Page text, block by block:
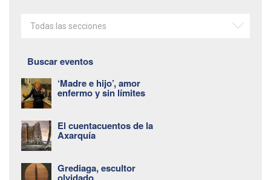
Todas las secciones
Buscar eventos
‘Madre e hijo’, amor
enfermo y sin límites
El cuentacuentos de la
Axarquía
Grediaga, escultor